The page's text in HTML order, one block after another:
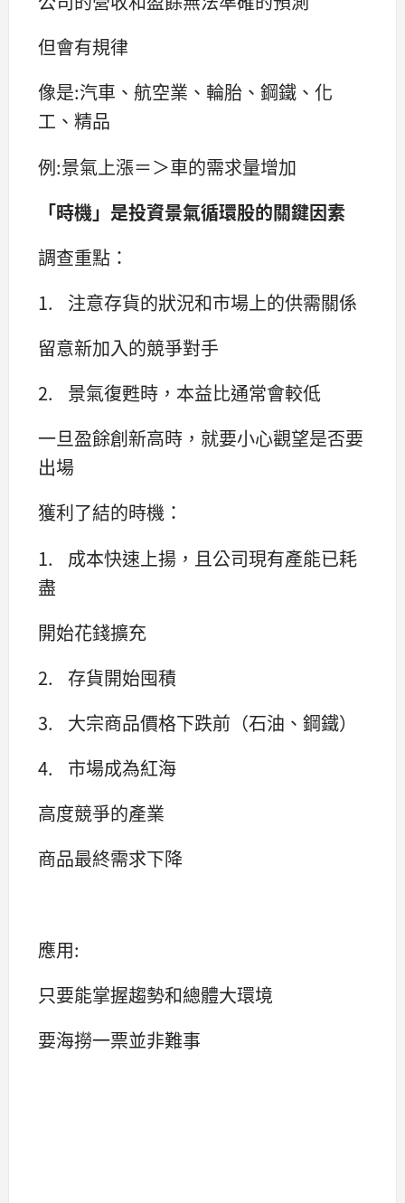
但會有規律
像是:汽車、航空業、輪胎、鋼鐵、化
工、精品
例:景氣上漲＝＞車的需求量增加
「時機」是投資景氣循環股的關鍵因素
調查重點：
1. 注意存貨的狀況和市場上的供需關係
留意新加入的競爭對手
2. 景氣復甦時，本益比通常會較低
一旦盈餘創新高時，就要小心觀望是否要
出場
獲利了結的時機：
1. 成本快速上揚，且公司現有產能已耗
盡
開始花錢擴充
2. 存貨開始囤積
3. 大宗商品價格下跌前（石油、鋼鐵）
4. 市場成為紅海
高度競爭的產業
商品最終需求下降
應用:
只要能掌握趨勢和總體大環境
要海撈一票並非難事